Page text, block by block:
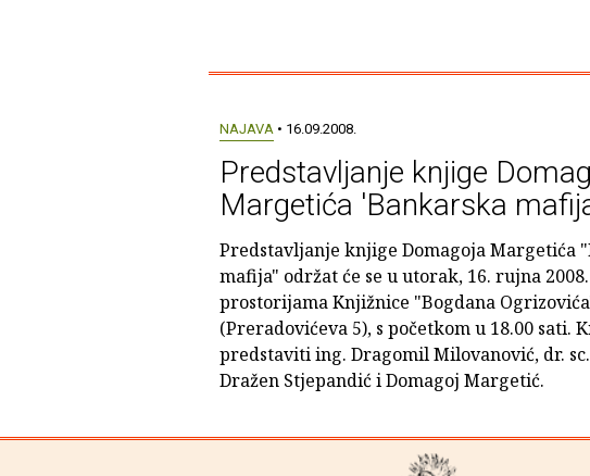
NAJAVA• 16.09.2008.
Predstavljanje knjige
Margetića 'Bankarska
Predstavljanje knjige Domagoja Margetića
mafija" održat će se u utorak, 16. rujna
prostorijama Knjižnice "Bogdana
(Preradovićeva 5), s početkom u 18.00 sati.
predstaviti ing. Dragomil Milovanović, dr.
Dražen Stjepandić i Domagoj Margetić.